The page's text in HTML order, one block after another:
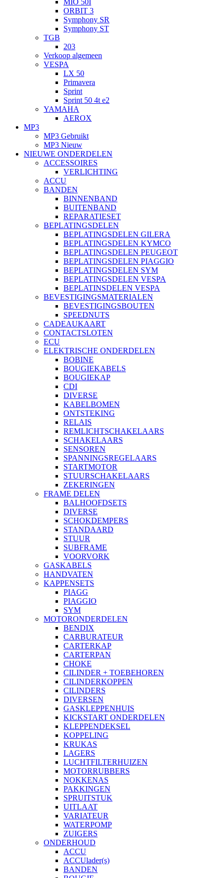
MIO 50I
ORBIT 3
Symphony SR
Symphony ST
TGB
203
Verkoop algemeen
VESPA
LX 50
Primavera
Sprint
Sprint 50 4t e2
YAMAHA
AEROX
MP3
MP3 Gebruikt
MP3 Nieuw
NIEUWE ONDERDELEN
ACCESSOIRES
VERLICHTING
ACCU
BANDEN
BINNENBAND
BUITENBAND
REPARATIESET
BEPLATINGSDELEN
BEPLATINGSDELEN GILERA
BEPLATINGSDELEN KYMCO
BEPLATINGSDELEN PEUGEOT
BEPLATINGSDELEN PIAGGIO
BEPLATINGSDELEN SYM
BEPLATINGSDELEN VESPA
BEPLATINSDELEN VESPA
BEVESTIGINGSMATERIALEN
BEVESTIGINGSBOUTEN
SPEEDNUTS
CADEAUKAART
CONTACTSLOTEN
ECU
ELEKTRISCHE ONDERDELEN
BOBINE
BOUGIEKABELS
BOUGIEKAP
CDI
DIVERSE
KABELBOMEN
ONTSTEKING
RELAIS
REMLICHTSCHAKELAARS
SCHAKELAARS
SENSOREN
SPANNINGSREGELAARS
STARTMOTOR
STUURSCHAKELAARS
ZEKERINGEN
FRAME DELEN
BALHOOFDSETS
DIVERSE
SCHOKDEMPERS
STANDAARD
STUUR
SUBFRAME
VOORVORK
GASKABELS
HANDVATEN
KAPPENSETS
PIAGG
PIAGGIO
SYM
MOTORONDERDELEN
BENDIX
CARBURATEUR
CARTERKAP
CARTERPAN
CHOKE
CILINDER + TOEBEHOREN
CILINDERKOPPEN
CILINDERS
DIVERSEN
GASKLEPPENHUIS
KICKSTART ONDERDELEN
KLEPPENDEKSEL
KOPPELING
KRUKAS
LAGERS
LUCHTFILTERHUIZEN
MOTORRUBBERS
NOKKENAS
PAKKINGEN
SPRUITSTUK
UITLAAT
VARIATEUR
WATERPOMP
ZUIGERS
ONDERHOUD
ACCU
ACCUlader(s)
BANDEN